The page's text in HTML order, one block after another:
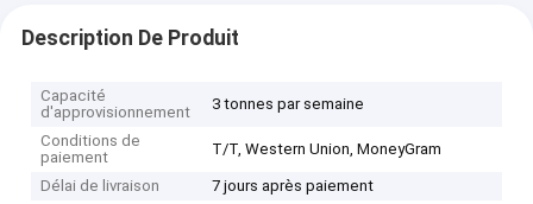
Description De Produit
Capacité
d'approvisionnement
3 tonnes par semaine
Conditions de
paiement
T/T, Western Union, MoneyGram
Délai de livraison
7 jours après paiement